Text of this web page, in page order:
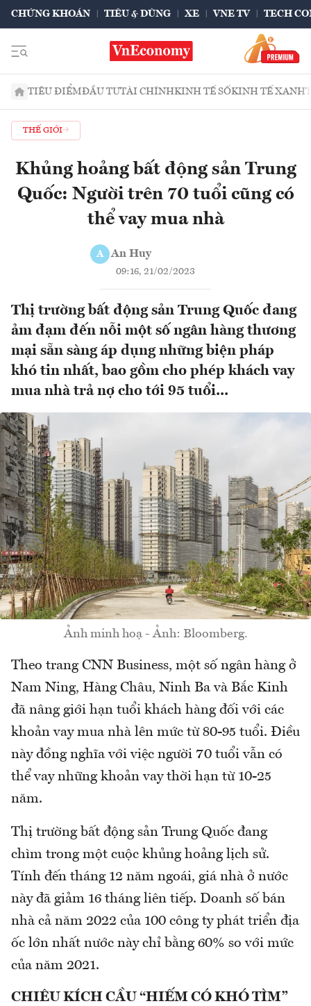
CHỨNG KHOÁN TIÊU & DÙNG XE VNE TV TECH
TIÊU ĐIỂMĐẦU TƯTÀI CHÍNHKINH TẾ SỐKINH TẾ XANH
THẾ GIỚI
Khủng hoảng bất động sản Trung
Quốc: Người trên 70 tuổi cũng có
thể vay mua nhà
A An Huy
09:16, 21/02/2023
Thị trường bất động sản Trung Quốc đang
ảm đạm đến nỗi một số ngân hàng thương
mại sẵn sàng áp dụng những biện pháp
khó tin nhất, bao gồm cho phép khách vay
mua nhà trả nợ cho tới 95 tuổi...
Ảnh minh hoạ - Ảnh: Bloomberg.
Theo trang CNN Business, một số ngân hàng ở
Nam Ning, Hàng Châu, Ninh Ba và Bắc Kinh
đã nâng giới hạn tuổi khách hàng đối với các
khoản vay mua nhà lên mức từ 80-95 tuổi. Điều
này đồng nghĩa với việc người 70 tuổi vẫn có
thể vay những khoản vay thời hạn từ 10-25
năm.
Thị trường bất động sản Trung Quốc đang
chìm trong một cuộc khủng hoảng lịch sử.
Tính đến tháng 12 năm ngoái, giá nhà ở nước
này đã giảm 16 tháng liên tiếp. Doanh số bán
nhà cả năm 2022 của 100 công ty phát triển địa
ốc lớn nhất nước này chỉ bằng 60% so với mức
của năm 2021.
CHIÊU KÍCH CẦU “HIẾM CÓ KHÓ TÌM”